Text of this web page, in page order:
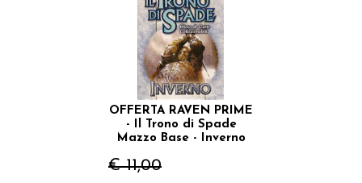
OFFERTA RAVEN PRIME
- Il Trono di Spade
Mazzo Base - Inverno
€ 11,00